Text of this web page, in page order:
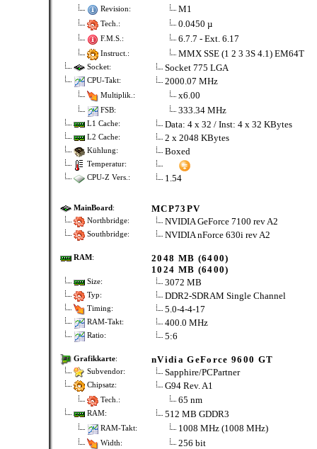
Revision: M1
Tech.: 0.0450 µ
F.M.S.: 6.7.7 - Ext. 6.17
Instruct.: MMX SSE (1 2 3 3S 4.1) EM64T
Socket: Socket 775 LGA
CPU-Takt: 2000.07 MHz
Multiplik.: x6.00
FSB: 333.34 MHz
L1 Cache: Data: 4 x 32 / Inst: 4 x 32 KBytes
L2 Cache: 2 x 2048 KBytes
Kühlung: Boxed
Temperatur:
CPU-Z Vers.:
1.54
MainBoard: MCP73PV
Northbridge: NVIDIA GeForce 7100 rev A2
Southbridge: NVIDIA nForce 630i rev A2
RAM:
2048 MB (6400)
1024 MB (6400)
Size: 3072 MB
Typ: DDR2-SDRAM Single Channel
Timing: 5.0-4-4-17
RAM-Takt: 400.0 MHz
Ratio: 5:6
Grafikkarte: nVidia GeForce 9600 GT
Subvendor: Sapphire/PCPartner
Chipsatz: G94 Rev. A1
Tech.: 65 nm
RAM: 512 MB GDDR3
RAM-Takt: 1008 MHz (1008 MHz)
Width: 256 bit